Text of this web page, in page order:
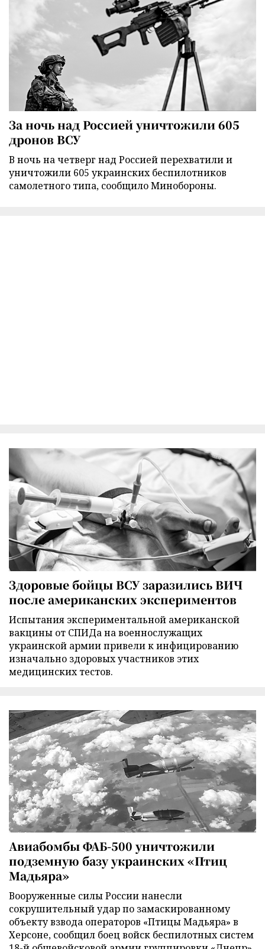
За ночь над Россией уничтожили 605
дронов ВСУ
В ночь на четверг над Россией перехватили и
уничтожили 605 украинских беспилотников
самолетного типа, сообщило Минобороны.
Здоровые бойцы ВСУ заразились ВИЧ
после американских экспериментов
Испытания экспериментальной американской
вакцины от СПИДа на военнослужащих
украинской армии привели к инфицированию
изначально здоровых участников этих
медицинских тестов.
Авиабомбы ФАБ-500 уничтожили
подземную базу украинских «Птиц
Мадьяра»
Вооруженные силы России нанесли
сокрушительный удар по замаскированному
объекту взвода операторов «Птицы Мадьяра» в
Херсоне, сообщил боец войск беспилотных систем